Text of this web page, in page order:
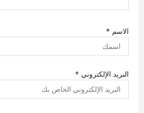
الاسم *
البريد الإلكتروني *